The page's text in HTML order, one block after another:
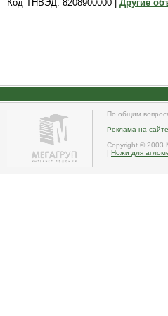
Код ТНВЭД: 8208900000 | Другие
По общим
Реклама на
Copyright © 2003
| Ножи для